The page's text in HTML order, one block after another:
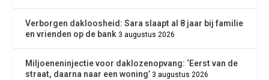
Verborgen dakloosheid: Sara slaapt al 8 jaar bij familie
en vrienden op de bank 3 augustus 2026
Miljoeneninjectie voor daklozenopvang: ‘Eerst van de
straat, daarna naar een woning’ 3 augustus 2026